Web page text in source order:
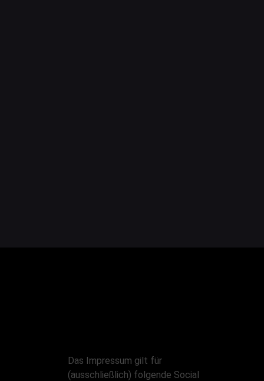
Das Impressum gilt für
(ausschließlich) folgende Social